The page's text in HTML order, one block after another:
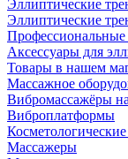
Эллиптические
Эллиптические
Профессиональные
Аксессуары для
Товары в нашем
Массажное
Вибромассажёры
Виброплатформы
Косметологические
Массажеры